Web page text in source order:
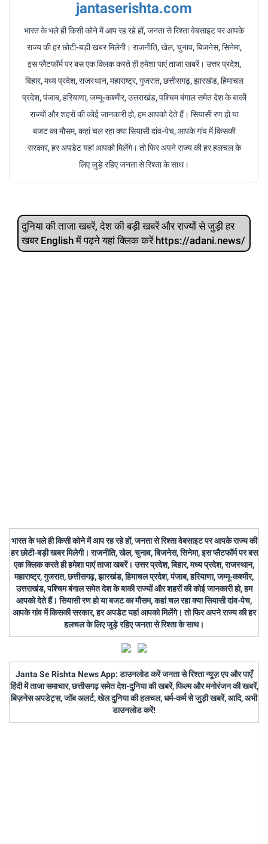
jantaserishta.com
भारत के भले ही किसी कोने में आप रह रहे हों, जनता से रिश्ता वेबसाइट पर आपके
राज्य की हर छोटी-बड़ी खबर मिलेगी। राजनीति, खेल, चुनाव, बिजनेस, सिनेमा,
इस प्लैटफॉर्म पर बस एक क्लिक करते ही हमेशा पाएं ताजा खबरें। उत्तर प्रदेश,
बिहार, मध्य प्रदेश, राजस्थान, महाराष्ट्र, गुजरात, छत्तीसगढ़, झारखंड, हिमाचल
प्रदेश, पंजाब, हरियाणा, जम्मू-कश्मीर, उत्तराखंड, पश्चिम बंगाल समेत देश के बाकी
राज्यों और शहरों की कोई जानकारी हो, हम आपको देते हैं। सियासी रण हो या
बजट का मौसम, कहां चल रहा क्या सियासी दांव-पेच, आपके गांव में किसकी
सरकार, हर अपडेट यहां आपको मिलेंगे। तो फिर अपने राज्य की हर हलचल के
लिए जुड़े रहिए जनता से रिश्ता के साथ।
दुनिया की ताजा खबरें, देश की बड़ी खबरें और राज्‍यों से जुड़ी हर
खबर English में पढ़ने यहां क्लिक करें https://adani.news/
भारत के भले ही किसी कोने में आप रह रहे हों, जनता से रिश्ता वेबसाइट पर आपके राज्य की
हर छोटी-बड़ी खबर मिलेगी। राजनीति, खेल, चुनाव, बिजनेस, सिनेमा, इस प्लैटफॉर्म पर बस
एक क्लिक करते ही हमेशा पाएं ताजा खबरें। उत्तर प्रदेश, बिहार, मध्य प्रदेश, राजस्थान,
महाराष्ट्र, गुजरात, छत्तीसगढ़, झारखंड, हिमाचल प्रदेश, पंजाब, हरियाणा, जम्मू-कश्मीर,
उत्तराखंड, पश्चिम बंगाल समेत देश के बाकी राज्यों और शहरों की कोई जानकारी हो, हम
आपको देते हैं। सियासी रण हो या बजट का मौसम, कहां चल रहा क्या सियासी दांव-पेच,
आपके गांव में किसकी सरकार, हर अपडेट यहां आपको मिलेंगे। तो फिर अपने राज्य की हर
हलचल के लिए जुड़े रहिए जनता से रिश्ता के साथ।
Janta Se Rishta News App: डाउनलोड करें जनता से रिश्ता न्यूज़ एप और पाएँ
हिंदी में ताजा समाचार, छत्तीसगढ़ समेत देश-दुनिया की खबरें, फिल्म और मनोरंजन की खबरें,
बिज़नेस अपडेट्स, जॉब अलर्ट, खेल दुनिया की हलचल, धर्म-कर्म से जुड़ी खबरें, आदि, अभी
डाउनलोड करें!